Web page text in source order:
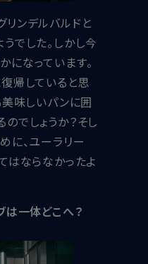
ンデルバルドと
でした。しかし今
なっています。
帰していると思
美味しいパンに囲
でしょうか？そし
に、ユーラリー
はならなかったよ
は一体どこへ？